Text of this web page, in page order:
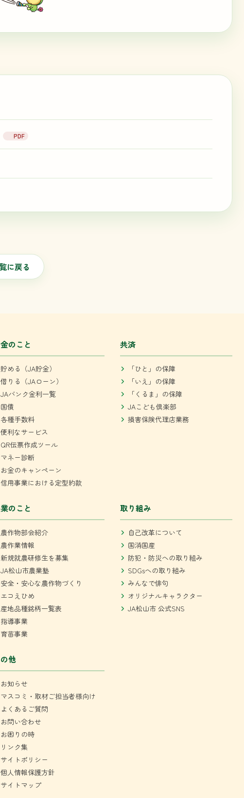
PDF
に戻る
のこと
貯める（JA貯金）
借りる（JAローン）
JAバンク金利一覧
国債
各種手数料
便利なサービス
QR伝票作成ツール
マネー診断
お金のキャンペーン
信用事業における定型約款
共済
「ひと」の保障
「いえ」の保障
「くるま」の保障
JAこども倶楽部
損害保険代理店業務
のこと
農作物部会紹介
農作業情報
新規就農研修生を募集
JA松山市農業塾
安全・安心な農作物づくり
エコえひめ
産地品種銘柄一覧表
指導事業
育苗事業
取り組み
自己改革について
国消国産
防犯・防災への取り組み
SDGsへの取り組み
みんなで俳句
オリジナルキャラクター
JA松山市 公式SNS
他
お知らせ
マスコミ・取材ご担当者様向け
よくあるご質問
お問い合わせ
お困りの時
リンク集
サイトポリシー
個人情報保護方針
サイトマップ